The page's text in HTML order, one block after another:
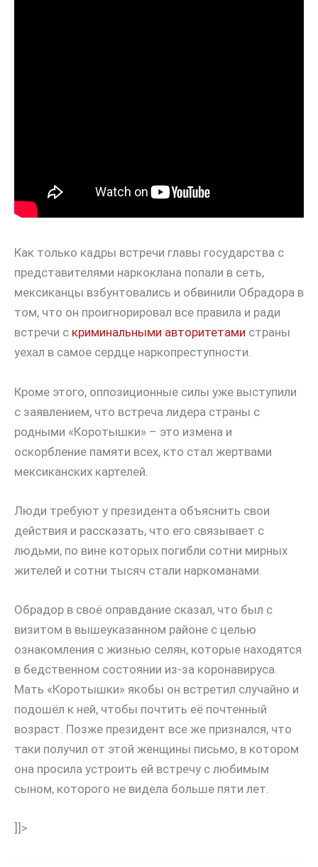
Как только кадры встречи главы государства с
представителями наркоклана попали в сеть,
мексиканцы взбунтовались и обвинили Обрадора в
том, что он проигнорировал все правила и ради
встречи с криминальными авторитетами страны
уехал в самое сердце наркопреступности.
Кроме этого, оппозиционные силы уже выступили
с заявлением, что встреча лидера страны с
родными «Коротышки» – это измена и
оскорбление памяти всех, кто стал жертвами
мексиканских картелей.
Люди требуют у президента объяснить свои
действия и рассказать, что его связывает с
людьми, по вине которых погибли сотни мирных
жителей и сотни тысяч стали наркоманами.
Обрадор в своё оправдание сказал, что был с
визитом в вышеуказанном районе с целью
ознакомления с жизнью селян, которые находятся
в бедственном состоянии из-за коронавируса.
Мать «Коротышки» якобы он встретил случайно и
подошёл к ней, чтобы почтить её почтенный
возраст. Позже президент все же признался, что
таки получил от этой женщины письмо, в котором
она просила устроить ей встречу с любимым
сыном, которого не видела больше пяти лет.
]]>